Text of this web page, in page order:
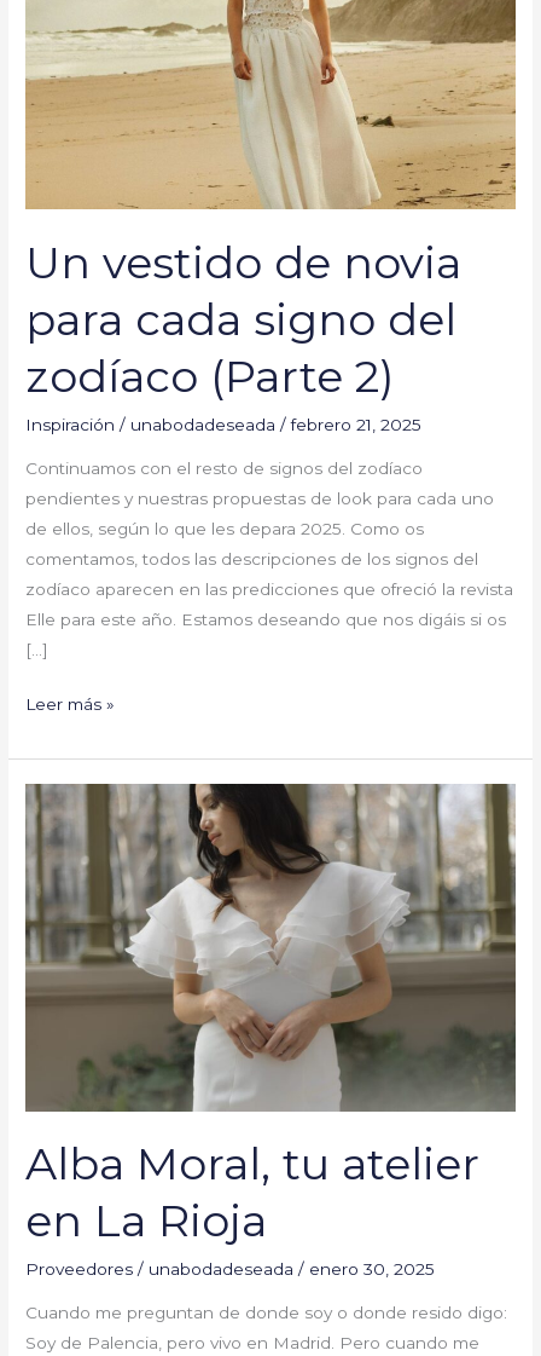
Un vestido de novia
para cada signo del
zodíaco (Parte 2)
Inspiración / unabodadeseada/febrero 21, 2025
Continuamos con el resto de signos del zodíaco
pendientes y nuestras propuestas de look para cada uno
de ellos, según lo que les depara 2025. Como os
comentamos, todos las descripciones de los signos del
zodíaco aparecen en las predicciones que ofreció la revista
Elle para este año. Estamos deseando que nos digáis si os
[…]
signo
del
(Parte
Leer más »
Alba Moral, tu atelier
en La Rioja
Proveedores / unabodadeseada/ enero 30, 2025
Cuando me preguntan de donde soy o donde resido digo:
Soy de Palencia, pero vivo en Madrid. Pero cuando me
Alba
Moral,
tu
atelier
en